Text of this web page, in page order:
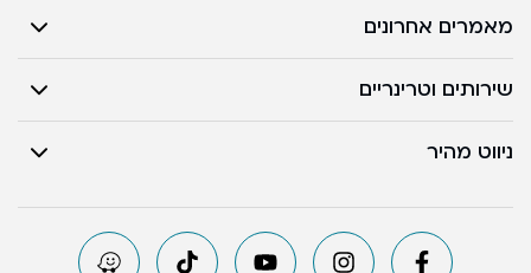
מאמרים אחרונים
שירותים וטרינריים
ניווט מהיר